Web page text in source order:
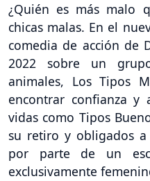
¿Quién es más malo
chicas malas. En el
comedia de acción de
2022 sobre un
animales, Los Tipos
encontrar confianza y
vidas como Tipos
su retiro y obligados a
por parte de un
exclusivamente